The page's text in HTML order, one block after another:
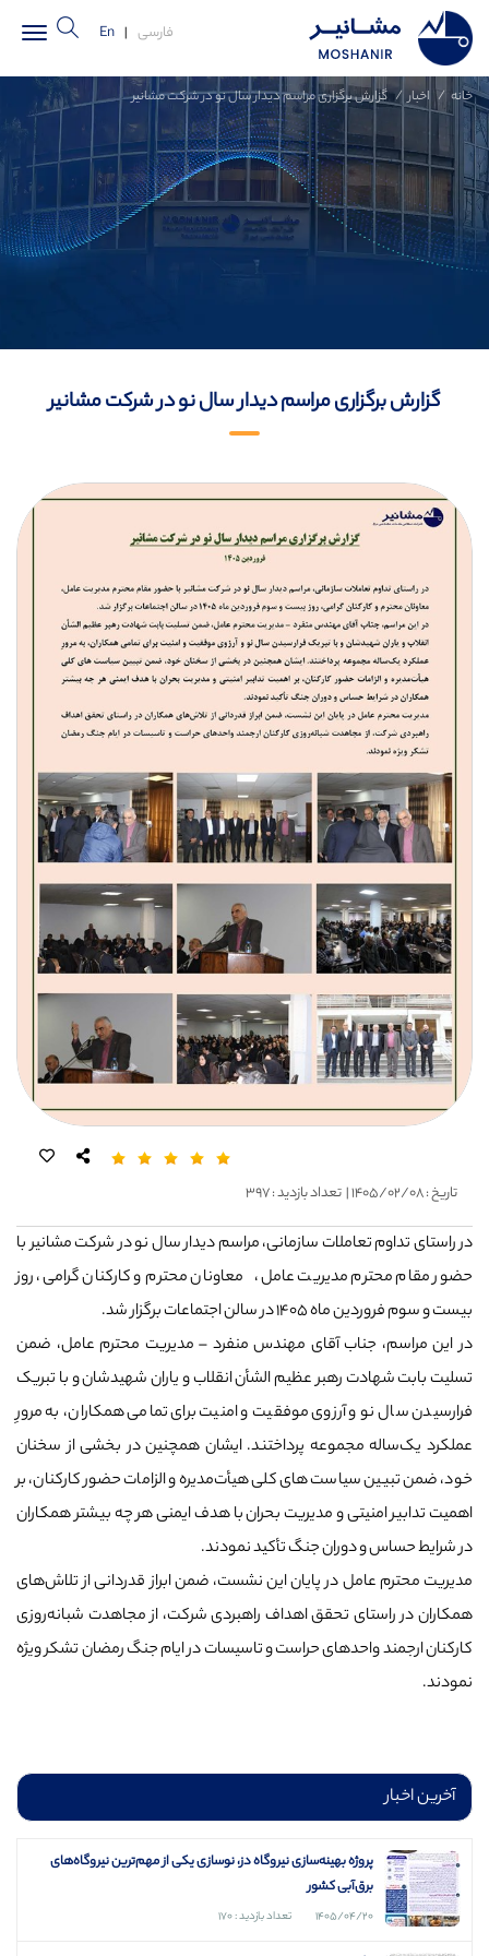
En | فارسی
خانه اخبار گزارش برگزاری مراسم دیدار سال نو در شرکت مشانیر
گزارش برگزاری مراسم دیدار سال نو در شرکت مشانیر
تاریخ : ۱۴۰۵/۰۲/۰۸ | تعداد بازدید : ۳۹۷
در راستای تداوم تعاملات سازمانی، مراسم دیدار سال نو در شرکت مشانیر با
حضور مقام محترم مدیریت عامل، معاونان محترم و کارکنان گرامی، روز
بیست و سوم فروردین ماه ۱۴۰۵ در سالن اجتماعات برگزار شد.
در این مراسم، جناب آقای مهندس منفرد – مدیریت محترم عامل، ضمن
تسلیت بابت شهادت رهبر عظیم الشأن انقلاب و یاران شهیدشان و با تبریک
فرارسیدن سال نو و آرزوی موفقیت و امنیت برای تمامی همکاران، به مرورِ
عملکرد یک‌ساله مجموعه پرداختند. ایشان همچنین در بخشی از سخنان
خود، ضمن تبیین سیاست های کلی هیأت‌مدیره و الزامات حضور کارکنان، بر
اهمیت تدابیر امنیتی و مدیریت بحران با هدف ایمنی هر چه بیشتر همکاران
در شرایط حساس و دوران جنگ تأکید نمودند.
مدیریت محترم عامل در پایان این نشست، ضمن ابراز قدردانی از تلاش‌های
همکاران در راستای تحقق اهداف راهبردی شرکت، از مجاهدت شبانه‌روزی
کارکنان ارجمند واحدهای حراست و تاسیسات در ایام جنگ رمضان تشکر ویژه‌
نمودند.
آخرین اخبار
پروژه بهینه‌سازی نیروگاه دز، نوسازی یکی از مهم‌ترین نیروگاه‌های
برق‌آبی کشور
۱۴۰۵/۰۴/۲۰ تعداد بازدید : ۱۷۰